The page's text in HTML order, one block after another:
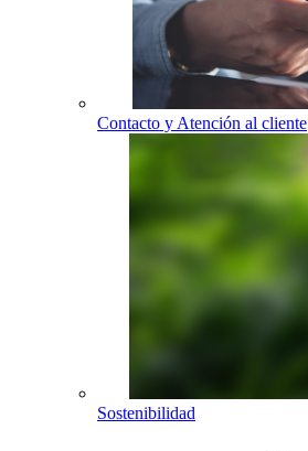
Contacto y Atención al cliente
Sostenibilidad